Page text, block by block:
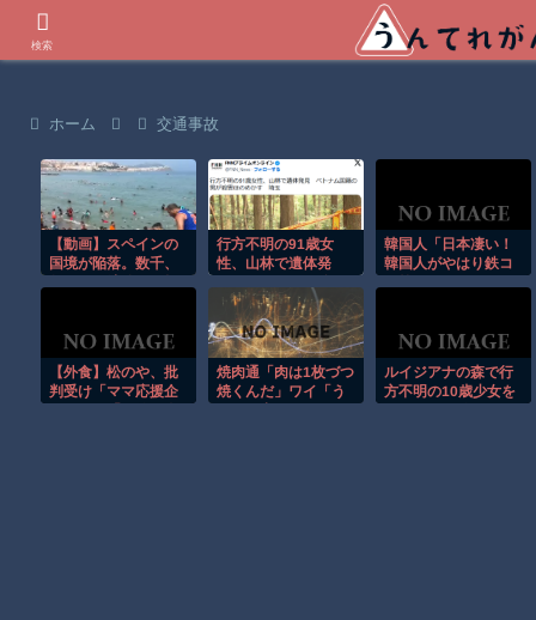
ホーム 交通事故
【動画】スペインの
国境が陥落。数千、
行方不明の91歳女
性、山林で遺体発
男が殺害ほのめか
す 埼玉
韓国人「日本凄い！
韓国人がやはり鉄コ
【外食】松のや、批
判受け「ママ応援企
焼肉通「肉は1枚づつ
焼くんだ」ワイ「う
ルイジアナの森で行
方不明の10歳少女を
検索